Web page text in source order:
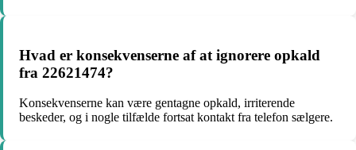
Hvad er konsekvenserne af at ignorere opkald
fra 22621474?
Konsekvenserne kan være gentagne opkald, irriterende
beskeder, og i nogle tilfælde fortsat kontakt fra telefon sælgere.